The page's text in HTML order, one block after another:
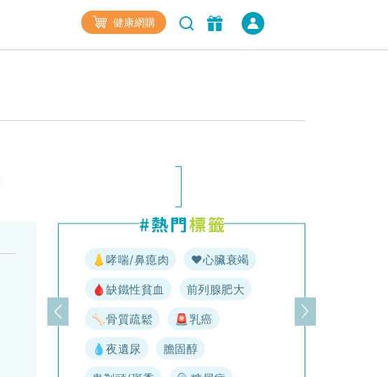
健康網購
上一頁
👃哮喘/鼻瘜肉 ♥️心臟衰竭
🩸缺鐵性貧血 前列腺肥大
🦴骨質疏鬆 🚨乳癌
💧夜遺尿 膽固醇
下一頁